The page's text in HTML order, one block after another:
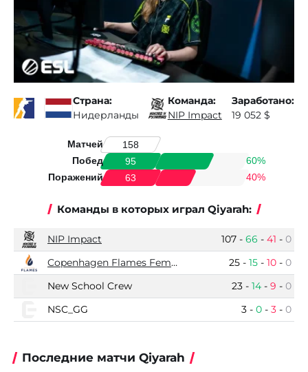
Страна:
Нидерланды
Команда:
NIP Impact
Заработано:
19 052 $
Матчей
158
Побед
95
60%
Поражений
63 40%
Команды в которых играл Qiyarah:
NIP Impact 107 - 66 - 41 - 0
Copenhagen Flames Female
25 - 15 - 10 - 0
New School Crew
23 - 14 - 9 - 0
NSC_GG
3 - 0 - 3 - 0
Последние матчи Qiyarah